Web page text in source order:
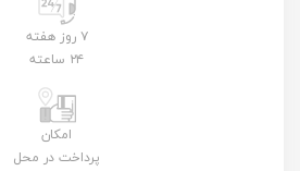
۷ روز هفته
۲۴ ساعته
امکان
پرداخت در محل